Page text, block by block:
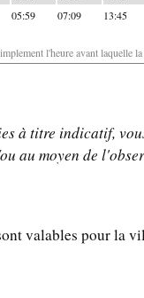
05:59 07:09 13:45
l'heure avant laquelle
à titre indicatif,
au moyen de
valables pour la